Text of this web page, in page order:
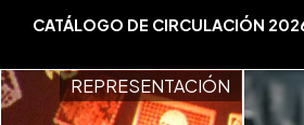
CATÁLOGO DE CIRCULACIÓN
REPRESENTACIÓN